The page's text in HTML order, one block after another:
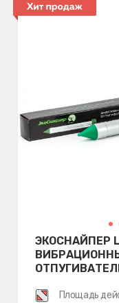
ЭКОСНАЙПЕР
Площадь